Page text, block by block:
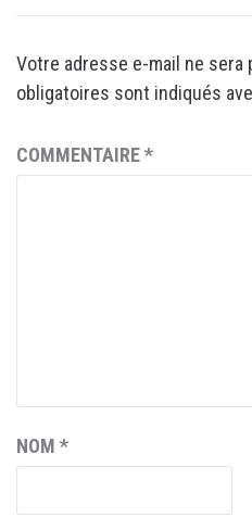
Votre adresse e-mail ne sera
obligatoires sont indiqués
COMMENTAIRE*
NOM *